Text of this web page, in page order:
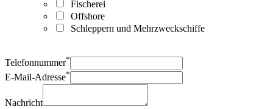
Fischerei
Offshore
Schleppern und Mehrzweckschiffe
Telefonnummer*
E-Mail-Adresse*
Nachricht